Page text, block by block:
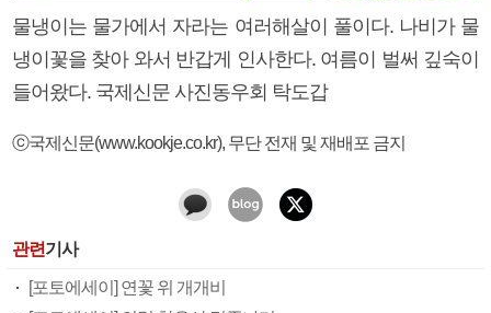
물냉이는 물가에서 자라는 여러해살이 풀이다. 나비가 물
냉이꽃을 찾아 와서 반갑게 인사한다. 여름이 벌써 깊숙이
들어왔다. 국제신문 사진동우회 탁도갑
ⓒ국제신문(www.kookje.co.kr), 무단 전재 및 재배포 금지
관련기사
[포토에세이] 연꽃 위 개개비